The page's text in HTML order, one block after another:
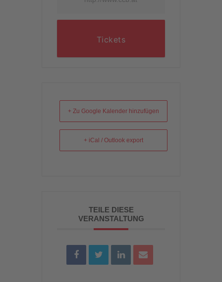
Tickets
+ Zu Google Kalender hinzufügen
+ iCal / Outlook export
TEILE DIESE
VERANSTALTUNG